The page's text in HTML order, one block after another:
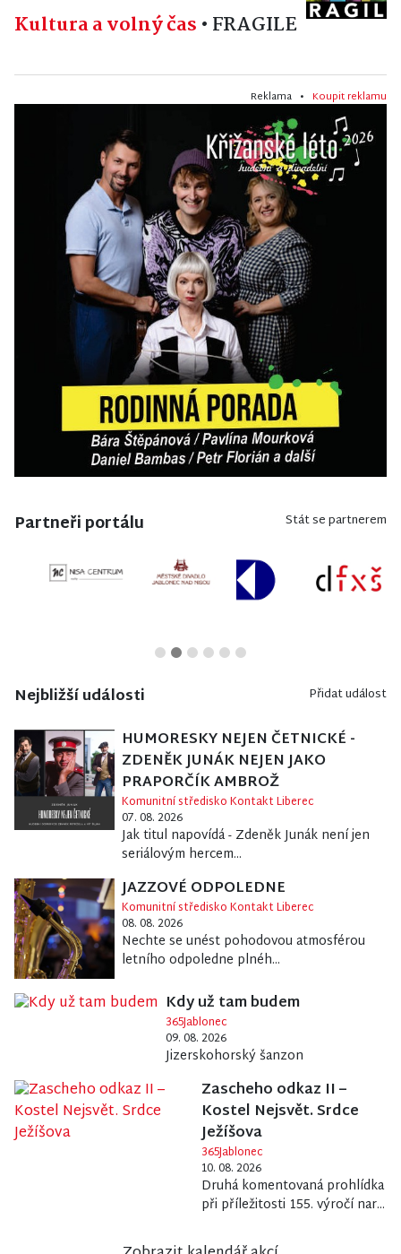
Kultura a volný čas • FRAGILE
Reklama • Koupit reklamu
Partneři portálu Stát se partnerem
Nejbližší události Přidat událost
HUMORESKY NEJEN ČETNICKÉ -
ZDENĚK JUNÁK NEJEN JAKO
PRAPORČÍK AMBROŽ
Komunitní středisko Kontakt Liberec
07. 08. 2026
Jak titul napovídá - Zdeněk Junák není jen
seriálovým hercem...
JAZZOVÉ ODPOLEDNE
Komunitní středisko Kontakt Liberec
08. 08. 2026
Nechte se unést pohodovou atmosférou
letního odpoledne plnéh...
Kdy už tam budem
365Jablonec
09. 08. 2026
Jizerskohorský šanzon
Zascheho odkaz II –
Kostel Nejsvět. Srdce
Ježíšova
365Jablonec
10. 08. 2026
Druhá komentovaná prohlídka
při příležitosti 155. výročí nar...